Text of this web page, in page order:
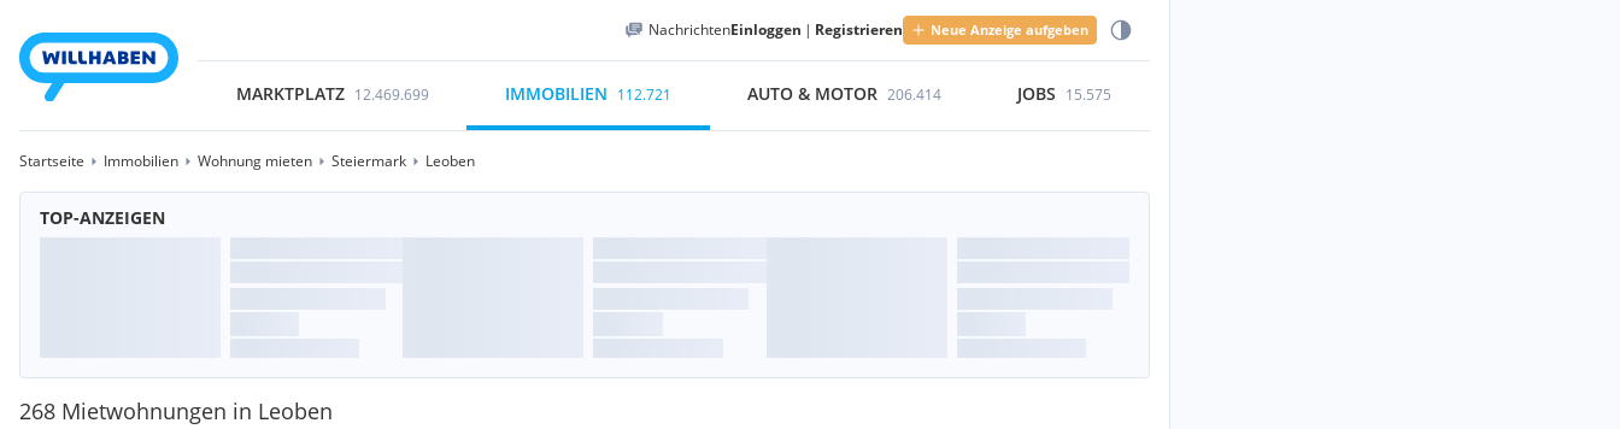
NachrichtenEinloggen | Registrieren Neue Anzeige aufgeben
MARKTPLATZ 12.469.699 IMMOBILIEN 112.721 AUTO & MOTOR 206.414 JOBS 15.575
Startseite Immobilien Wohnung mieten Steiermark Leoben
TOP-ANZEIGEN
268 Mietwohnungen in Leoben